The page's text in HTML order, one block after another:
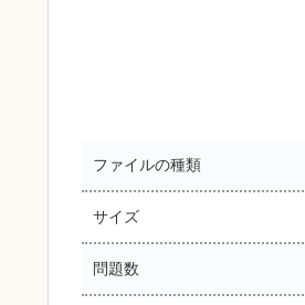
ファイルの種類
サイズ
問題数